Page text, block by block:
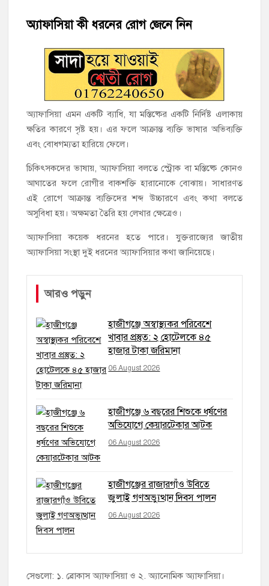
‘জনগণের ভোটে নির্বাচিত হয়ে ফরিদগঞ্জের উন্নয়নে কাজ করছি’ :
নৌ পুলিশ ফাঁড়ির নাকের ডগায় কারেন্ট জালের দাপট, মতলবে প্রকাশ্যে
নিষিদ্ধ জাল মেরামত ও মাছ শিকার
‘জনগণের হাতে রাষ্ট্রের মালিকানা ফিরিয়ে দিতে বিএনপি সরকার
অঙ্গীকারাবদ্ধ’
চেক বিতরণ
হাজীগঞ্জ ডিগ্রি কলেজ গভীর শ্রদ্ধার সঙ্গে জুলাই গণঅভ্যুত্থানের সকল
শহীদকে স্মরণ
হাজীগঞ্জের যুবধারা সমবায় ক্ষুদ্রঋণ পুনরায় চালু করে মানুষের আমানতের
টাকা পরিশোধ করা হবে
অ্যাফাসিয়া কী ধরনের রোগ জেনে নিন
অ্যাফাসিয়া এমন একটি ব্যাধি, যা মস্তিষ্কের একটি নির্দিষ্ট এলাকায়
ক্ষতির কারণে সৃষ্ট হয়। এর ফলে আক্রান্ত ব্যক্তি ভাষার অভিব্যক্তি
এবং বোধগম্যতা হারিয়ে ফেলে।
চিকিৎসকদের ভাষায়, অ্যাফাসিয়া বলতে স্ট্রোক বা মস্তিষ্কে কোনও
আঘাতের ফলে রোগীর বাকশক্তি হারানোকে বোঝায়। সাধারণত
এই রোগে আক্রান্ত ব্যক্তিদের শব্দ উচ্চারণে এবং কথা বলতে
অসুবিধা হয়। অক্ষমতা তৈরি হয় লেখার ক্ষেত্রেও।
অ্যাফাসিয়া কয়েক ধরনের হতে পারে। যুক্তরাজ্যের জাতীয়
অ্যাফাসিয়া সংস্থা দুই ধরনের অ্যাফাসিয়ার কথা জানিয়েছে।
আরও পড়ুন
হাজীগঞ্জে অস্বাস্থ্যকর পরিবেশে
খাবার প্রস্তুত: ২ হোটেলকে ৪৫
হাজার টাকা জরিমানা
06 August 2026
হাজীগঞ্জে ৬ বছরের শিশুকে ধর্ষণের
অভিযোগে কেয়ারটেকার আটক
06 August 2026
হাজীগঞ্জের রাজারগাঁও উবিতে
জুলাই গণঅভ্যুত্থান দিবস পালন
06 August 2026
সেগুলো: ১. ব্রোকাস অ্যাফাসিয়া ও ২. অ্যানোমিক অ্যাফাসিয়া।